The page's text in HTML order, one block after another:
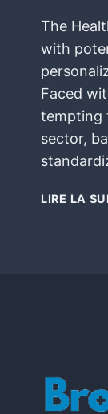
The
with
Faced
tempting
sector,
LIRE LA